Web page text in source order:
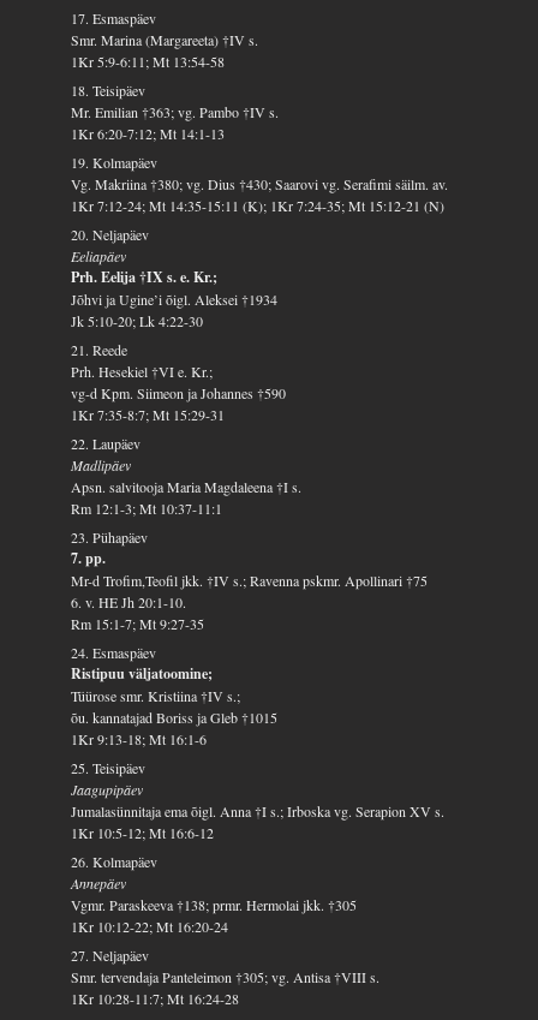
17. Esmaspäev
Smr. Marina (Margareeta) †IV s.
1Kr 5:9-6:11; Mt 13:54-58
18. Teisipäev
Mr. Emilian †363; vg. Pambo †IV s.
1Kr 6:20-7:12; Mt 14:1-13
19. Kolmapäev
Vg. Makriina †380; vg. Dius †430; Saarovi vg. Serafimi säilm. av.
1Kr 7:12-24; Mt 14:35-15:11 (K); 1Kr 7:24-35; Mt 15:12-21 (N)
20. Neljapäev
Eeliapäev
Prh. Eelija †IX s. e. Kr.;
Jõhvi ja Ugine’i õigl. Aleksei †1934
Jk 5:10-20; Lk 4:22-30
21. Reede
Prh. Hesekiel †VI e. Kr.;
vg-d Kpm. Siimeon ja Johannes †590
1Kr 7:35-8:7; Mt 15:29-31
22. Laupäev
Madlipäev
Apsn. salvitooja Maria Magdaleena †I s.
Rm 12:1-3; Mt 10:37-11:1
23. Pühapäev
7. pp.
Mr-d Trofim,Teofil jkk. †IV s.; Ravenna pskmr. Apollinari †75
6. v. HE Jh 20:1-10.
Rm 15:1-7; Mt 9:27-35
24. Esmaspäev
Ristipuu väljatoomine;
Tüürose smr. Kristiina †IV s.;
õu. kannatajad Boriss ja Gleb †1015
1Kr 9:13-18; Mt 16:1-6
25. Teisipäev
Jaagupipäev
Jumalasünnitaja ema õigl. Anna †I s.; Irboska vg. Serapion XV s.
1Kr 10:5-12; Mt 16:6-12
26. Kolmapäev
Annepäev
Vgmr. Paraskeeva †138; prmr. Hermolai jkk. †305
1Kr 10:12-22; Mt 16:20-24
27. Neljapäev
Smr. tervendaja Panteleimon †305; vg. Antisa †VIII s.
1Kr 10:28-11:7; Mt 16:24-28